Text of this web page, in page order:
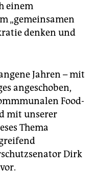
einem
„gemeinsamen
denken und
Jahren – mit
angeschoben,
Food-
mit unserer
Thema
Dirk